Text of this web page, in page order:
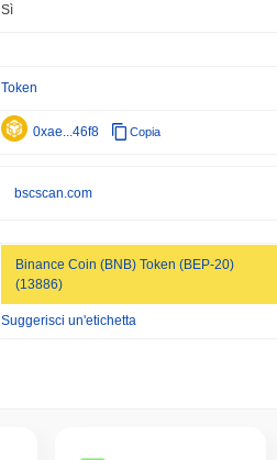
Sì
Token
0xae...46f8 Copia
bscscan.com
Binance Coin (BNB) Token (BEP-20)
(13886)
Suggerisci un'etichetta